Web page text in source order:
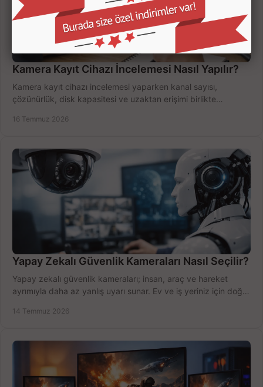
Kamera Kayıt Cihazı İncelemesi Nasıl Yapılır?
Kamera kayıt cihazı incelemesi yaparken kanal sayısı,
çözünürlük, disk kapasitesi ve uzaktan erişimi birlikte
16 Temmuz 2026
Yapay Zekalı Güvenlik Kameraları Nasıl Seçilir?
Yapay zekalı güvenlik kameraları; insan, araç ve hareket
ayrımıyla daha az yanlış uyarı sunar. Ev ve iş yeriniz için doğru
14 Temmuz 2026